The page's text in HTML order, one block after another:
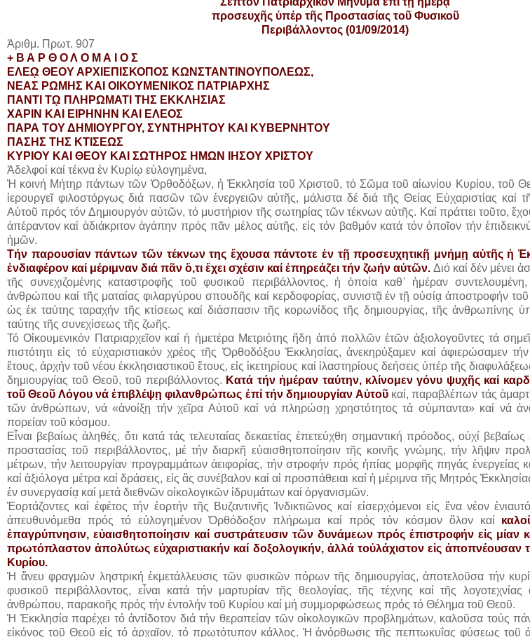
προσευχῆς ὑπέρ τῆς Προστασίας τοῦ Φυσικοῦ
Περιβάλλοντος (01/09/2014)
Ἀριθμ. Πρωτ. 907
+ Β Α Ρ Θ Ο Λ Ο Μ Α Ι Ο Σ
ΕΛΕῼ ΘΕΟΥ ΑΡΧΙΕΠΙΣΚΟΠΟΣ ΚΩΝΣΤΑΝΤΙΝΟΥΠΟΛΕΩΣ,
ΝΕΑΣ ΡΩΜΗΣ ΚΑΙ ΟΙΚΟΥΜΕΝΙΚΟΣ ΠΑΤΡΙΑΡΧΗΣ
ΠΑΝΤΙ Τῼ ΠΛΗΡΩΜΑΤΙ ΤΗΣ ΕΚΚΛΗΣΙΑΣ
ΧΑΡΙΝ ΚΑΙ ΕΙΡΗΝΗΝ ΚΑΙ ΕΛΕΟΣ
ΠΑΡΑ ΤΟΥ ΔΗΜΙΟΥΡΓΟΥ, ΣΥΝΤΗΡΗΤΟΥ ΚΑΙ ΚΥΒΕΡΝΗΤΟΥ
ΠΑΣΗΣ ΤΗΣ ΚΤΙΣΕΩΣ
ΚΥΡΙΟΥ ΚΑΙ ΘΕΟΥ ΚΑΙ ΣΩΤΗΡΟΣ ΗΜΩΝ ΙΗΣΟΥ ΧΡΙΣΤΟΥ
Ἀδελφοί καί τέκνα ἐν Κυρίῳ εὐλογημένα,
Ἡ κοινή Μήτηρ πάντων τῶν Ὀρθοδόξων, ἡ Ἐκκλησία τοῦ Χριστοῦ, τό Σῶμα τοῦ αἰωνίου Κυρίου, τοῦ
ἱερουργεῖ φιλοστόργως διά πασῶν τῶν ἐνεργειῶν αὐτῆς, μάλιστα δέ διά τῆς Θείας Εὐχαριστίας
Αὐτοῦ πρός τόν Δημιουργόν αὐτῶν, τό μυστήριον τῆς σωτηρίας τῶν τέκνων αὐτῆς. Καί πράττει τοῦτο,
ἀπέραντον καί ἀδιάκριτον ἀγάπην πρός πᾶν μέλος αὐτῆς, εἰς τόν βαθμόν κατά τόν ὁποῖον τήν
ἡμῶν.
Τήν παρουσίαν πάντων τῶν τέκνων της ἔχουσα πάντοτε ἐν τῇ προσευχητικῇ μνήμῃ αὐτῆς ἡ
ἐνδιαφέρον καί μέριμναν διά πᾶν ὅ,τι ἔχει σχέσιν καί ἐπηρεάζει τήν ζωήν αὐτῶν. Διό καί δέν μένει
τῆς συνεχιζομένης καταστροφῆς τοῦ φυσικοῦ περιβάλλοντος, ἡ ὁποία καθ᾿ ἡμέραν
ἀνθρώπου καί τῆς ματαίας φιλαργύρου σπουδῆς καί κερδοφορίας, συνιστᾷ ἐν τῇ οὐσίᾳ ἀποστροφήν
ὡς ἐκ ταύτης ταραχήν τῆς κτίσεως καί διάσπασιν τῆς κορωνίδος τῆς δημιουργίας, τῆς ἀνθρωπίνης
ταύτης τῆς συνεχίσεως τῆς ζωῆς.
Τό Οἰκουμενικόν Πατριαρχεῖον καί ἡ ἡμετέρα Μετριότης ἤδη ἀπό πολλῶν ἐτῶν ἀξιολογοῦντες τά
πιστότητι εἰς τό εὐχαριστιακόν χρέος τῆς Ὀρθοδόξου Ἐκκλησίας, ἀνεκηρύξαμεν καί ἀφιερώσαμεν
ἔτους, ἀρχήν τοῦ νέου ἐκκλησιαστικοῦ ἔτους, εἰς ἱκετηρίους καί ἱλαστηρίους δεήσεις ὑπέρ τῆς
δημιουργίας τοῦ Θεοῦ, τοῦ περιβάλλοντος. Κατά τήν ἡμέραν ταύτην, κλίνομεν γόνυ ψυχῆς καί
τοῦ Θεοῦ Λόγου νά ἐπιβλέψῃ φιλανθρώπως ἐπί τήν δημιουργίαν Αὐτοῦ καί, παραβλέπων τάς
τῶν ἀνθρώπων, νά «ἀνοίξῃ τήν χεῖρα Αὐτοῦ καί νά πληρώσῃ χρηστότητος τά σύμπαντα» καί νά
πορείαν τοῦ κόσμου.
Εἶναι βεβαίως ἀληθές, ὅτι κατά τάς τελευταίας δεκαετίας ἐπετεύχθη σημαντική πρόοδος, οὐχί
προστασίας τοῦ περιβάλλοντος, μέ τήν διαρκῆ εὐαισθητοποίησιν τῆς κοινῆς γνώμης, τήν λῆψιν
μέτρων, τήν λειτουργίαν προγραμμάτων ἀειφορίας, τήν στροφήν πρός ἠπίας μορφῆς πηγάς ἐνεργείας
καί ἀξιόλογα μέτρα καί δράσεις, εἰς ἅς συνέβαλον καί αἱ προσπάθειαι καί ἡ μέριμνα τῆς Μητρός
ἐν συνεργασίᾳ καί μετά διεθνῶν οἰκολογικῶν ἱδρυμάτων καί ὀργανισμῶν.
Ἑορτάζοντες καί ἐφέτος τήν ἑορτήν τῆς Βυζαντινῆς Ἰνδικτιῶνος καί εἰσερχόμενοι εἰς ἕνα νέον
ἀπευθυνόμεθα πρός τό εὐλογημένον Ὀρθόδοξον πλήρωμα καί πρός τόν κόσμον ὅλον καί
ἐπαγρύπνησιν, εὐαισθητοποίησιν καί συστράτευσιν τῶν δυνάμεων πρός ἐπιστροφήν εἰς μίαν
πρωτόπλαστον ἀπολύτως εὐχαριστιακήν καί δοξολογικήν, ἀλλά τοὐλάχιστον εἰς ἀποπνέουσαν
Κυρίου.
Ἡ ἄνευ φραγμῶν ληστρική ἐκμετάλλευσις τῶν φυσικῶν πόρων τῆς δημιουργίας, ἀποτελοῦσα τήν
φυσικοῦ περιβάλλοντος, εἶναι κατά τήν μαρτυρίαν τῆς θεολογίας, τῆς τέχνης καί τῆς
ἀνθρώπου, παρακοῆς πρός τήν ἐντολήν τοῦ Κυρίου καί μή συμμορφώσεως πρός τό Θέλημα τοῦ Θεοῦ.
Ἡ Ἐκκλησία παρέχει τό ἀντίδοτον διά τήν θεραπείαν τῶν οἰκολογικῶν προβλημάτων, καλοῦσα τούς
εἰκόνος τοῦ Θεοῦ εἰς τό ἀρχαῖον, τό πρωτότυπον κάλλος. Ἡ ἀνόρθωσις τῆς πεπτωκυΐας φύσεως τοῦ